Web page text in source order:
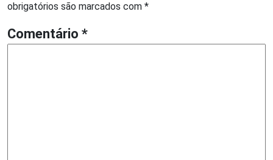
obrigatórios são marcados com *
Comentário *